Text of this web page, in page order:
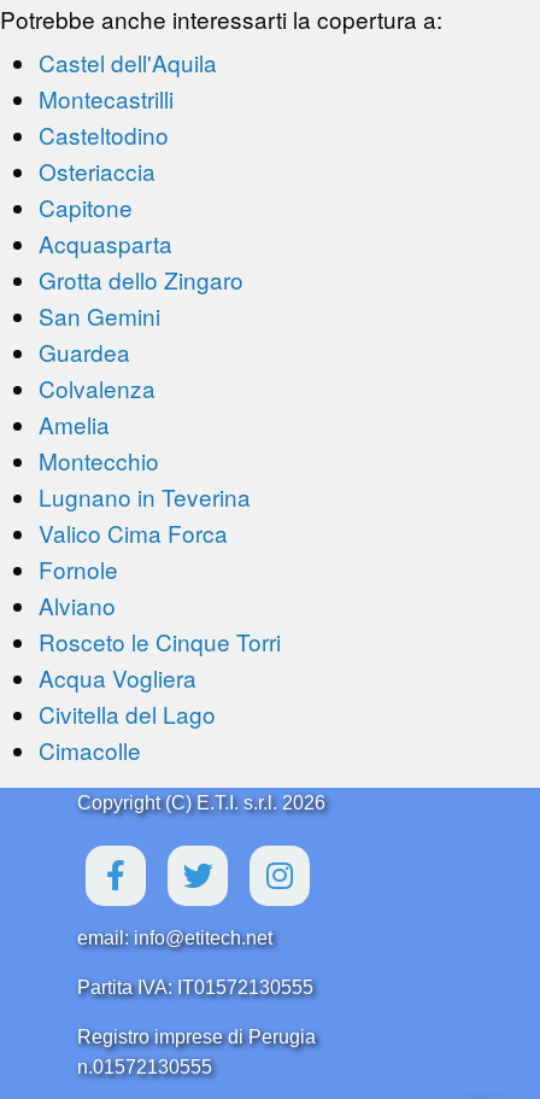
Potrebbe anche interessarti la copertura a:
Castel dell'Aquila
Montecastrilli
Casteltodino
Osteriaccia
Capitone
Acquasparta
Grotta dello Zingaro
San Gemini
Guardea
Colvalenza
Amelia
Montecchio
Lugnano in Teverina
Valico Cima Forca
Fornole
Alviano
Rosceto le Cinque Torri
Acqua Vogliera
Civitella del Lago
Cimacolle
Copyright (C) E.T.I. s.r.l. 2026
email: info@etitech.net
Partita IVA: IT01572130555
Registro imprese di Perugia
n.01572130555